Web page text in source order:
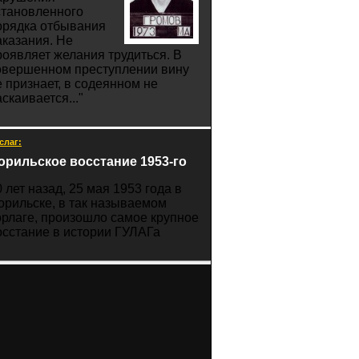
отбывания
Не
желания трудиться. В
преступлении вину
признает, в содеянном не
восстание 1953-го
лет назад, 25 мая 1953 года в
в так называемом
произошло самое крупное
в истории ГУЛАГа